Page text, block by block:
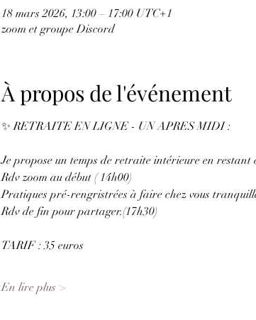
18 mars 2026, 13:00 – 17:00 UTC+1
zoom et groupe Discord
À propos de l'événement
✨ RETRAITE EN LIGNE - UN APRES MIDI :
Je propose un temps de retraite intérieure en restant
Rdv zoom au début ( 14h00)
Pratiques pré-rengristrées à faire chez vous
Rdv de fin pour partager.(17h30)
TARIF : 35 euros
En lire plus >